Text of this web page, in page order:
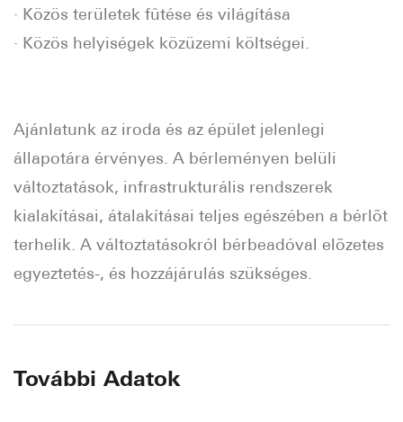
· Közös területek fûtése és világítása
· Közös helyiségek közüzemi költségei.
Ajánlatunk az iroda és az épület jelenlegi
állapotára érvényes. A bérleményen belüli
változtatások, infrastrukturális rendszerek
kialakításai, átalakításai teljes egészében a bérlõt
terhelik. A változtatásokról bérbeadóval elõzetes
egyeztetés-, és hozzájárulás szükséges.
További Adatok